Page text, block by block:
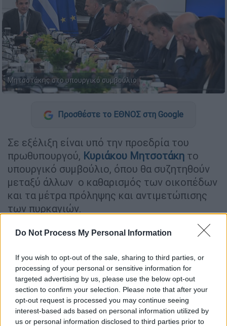
Do Not Process My Personal Information
If you wish to opt-out of the sale, sharing to third parties, or
processing of your personal or sensitive information for
targeted advertising by us, please use the below opt-out
section to confirm your selection. Please note that after your
opt-out request is processed you may continue seeing
interest-based ads based on personal information utilized by
us or personal information disclosed to third parties prior to
Μητσοτάκης στο υπουργικό συμβούλιο
Προσθέστε το ΕΘΝΟΣ στη Google
Σε εξέλιξη είναι υπό την προεδρία του
πρωθυπουργού, Κυριάκου Μητσοτάκη το
υπουργικό συμβούλιο, όπου θα συζητηθούν
μεταξύ άλλων ο καθαρισμός των οικοπέδων
και τα μέτρα πρόληψης και αντιμετώπισης
των πυρκαγιών.
ΔΙΑΒΑΣΤΕ ΕΠΙΣΗΣ
Πολιτική|30.06.2024 20:10
Συνεδριάζει τη Δευτέρα το
Υπουργικό Συμβούλιο: Σε πρώτο
πλάνο οι πυρκαγιές και τα
ακαθάριστα οικόπεδα